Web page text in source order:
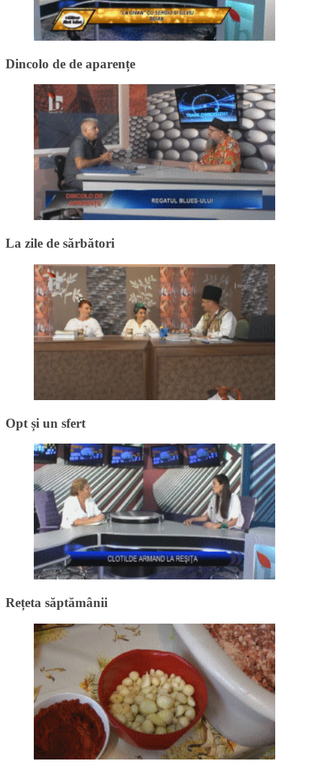
Dincolo de de aparențe
La zile de sărbători
Opt și un sfert
Rețeta săptămânii